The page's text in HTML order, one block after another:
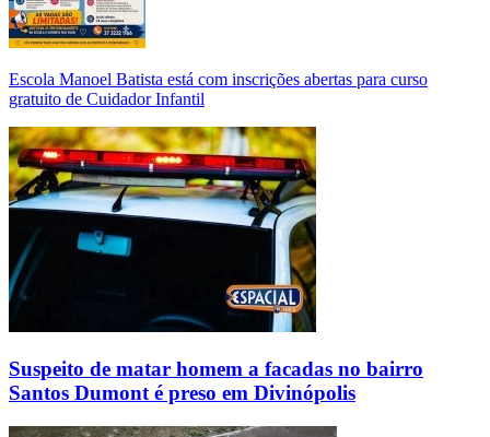
Escola Manoel Batista está com inscrições abertas para curso
gratuito de Cuidador Infantil
Suspeito de matar homem a facadas no bairro
Santos Dumont é preso em Divinópolis